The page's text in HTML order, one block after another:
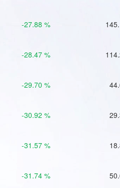
-27.88 %
-28.47 %
-29.70 %
-30.92 %
-31.57 %
-31.74 %